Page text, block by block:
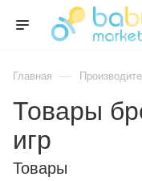
Главная —
Товары
игр
Товары